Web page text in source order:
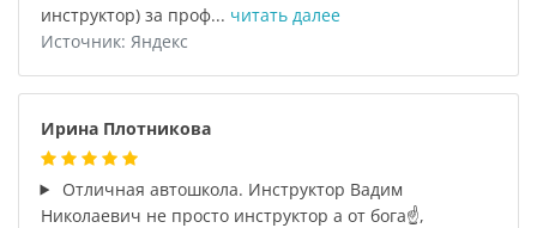
инструктор) за проф... читать далее
Источник: Яндекс
Ирина Плотникова
Отличная автошкола. Инструктор Вадим
Николаевич не просто инструктор а от бога☝️,